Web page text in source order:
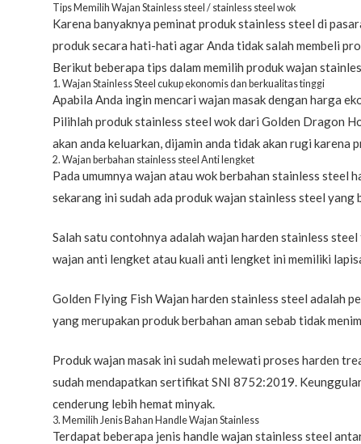
Tips Memilih Wajan Stainless steel / stainless steel wok
Karena banyaknya peminat produk stainless steel di
produk secara hati-hati agar Anda tidak salah membeli
Berikut beberapa tips dalam memilih produk wajan
1. Wajan Stainless Steel cukup ekonomis dan berkualitas tinggi
Apabila Anda ingin mencari wajan masak dengan harga
Pilihlah produk stainless steel wok dari Golden Dragon
akan anda keluarkan, dijamin anda tidak akan rugi karena
2. Wajan berbahan stainless steel Anti lengket
Pada umumnya wajan atau wok berbahan stainless
sekarang ini sudah ada produk wajan stainless steel
Salah satu contohnya adalah wajan harden stainless
wajan anti lengket atau kuali anti lengket ini memiliki
Golden Flying Fish Wajan harden stainless steel adalah
yang merupakan produk berbahan aman sebab tidak
Produk wajan masak ini sudah melewati proses harden
sudah mendapatkan sertifikat SNI 8752:2019.
cenderung lebih hemat minyak.
3. Memilih Jenis Bahan Handle Wajan Stainless
Terdapat beberapa jenis handle wajan stainless steel